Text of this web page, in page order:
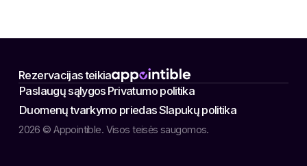
Rezervacijas teikia
2026 © Appointible. Visos teisės saugomos.
Paslaugų sąlygos Privatumo politika
Duomenų tvarkymo priedasSlapukų politika